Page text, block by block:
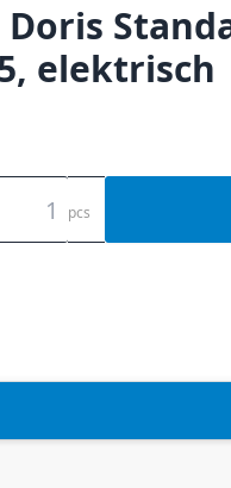
elektrisch
pcs